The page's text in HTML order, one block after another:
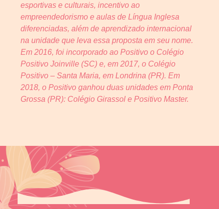
esportivas e culturais, incentivo ao
empreendedorismo e aulas de Língua Inglesa
diferenciadas, além de aprendizado internacional
na unidade que leva essa proposta em seu nome.
Em 2016, foi incorporado ao Positivo o Colégio
Positivo Joinville (SC) e, em 2017, o Colégio
Positivo – Santa Maria, em Londrina (PR). Em
2018, o Positivo ganhou duas unidades em Ponta
Grossa (PR): Colégio Girassol e Positivo Master.